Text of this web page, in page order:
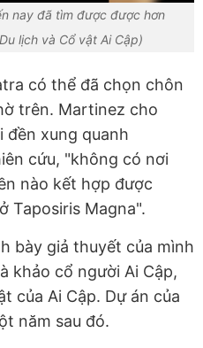
nay đã tìm được được hơn
lịch và Cổ vật Ai Cập)
có thể đã chọn chôn
trên. Martinez cho
xung quanh
cứu, "không có nơi
nào kết hợp được
Taposiris Magna".
bày giả thuyết của mình
khảo cổ người Ai Cập,
của Ai Cập. Dự án của
năm sau đó.